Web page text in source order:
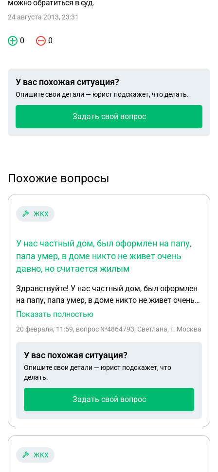
можно обратиться в суд.
24 августа 2013, 23:31
0 0
У вас похожая ситуация?
Опишите свои детали — юрист подскажет, что делать.
Задать свой вопрос
Похожие вопросы
ЖКХ
У нас частный дом, был оформлен на папу,
папа умер, в доме никто не живет очень
давно, но считается жилым
Здравствуйте! У нас частный дом, был оформлен
на папу, папа умер, в доме никто не живет очень
давно, но считается жилым, пришла квитанция на
спросила откуда такая сумма, они ответили что
счётчик воды который находится возле двора в
люке, но они сказали что это не аргумент и что
делать?
Показать полностью
20 февраля, 11:59, вопрос №4864793, Светлана, г. Москва
У вас похожая ситуация?
Опишите свои детали — юрист подскажет, что
делать.
Задать свой вопрос
ЖКХ